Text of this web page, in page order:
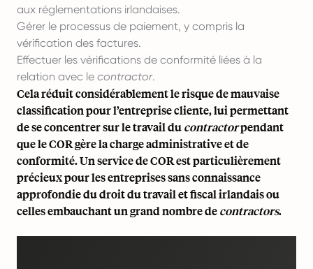
aux réglementations irlandaises.
Gérer le processus de paiement, y compris la
vérification des factures.
Effectuer les vérifications de conformité liées à la
relation avec le contractor.
Cela réduit considérablement le risque de mauvaise
classification pour l’entreprise cliente, lui permettant
de se concentrer sur le travail ducontractorpendant
que le COR gère la charge administrative et de
conformité. Un service de COR est particulièrement
précieux pour les entreprises sans connaissance
approfondie du droit du travail et fiscal irlandais ou
celles embauchant un grand nombre decontractors.